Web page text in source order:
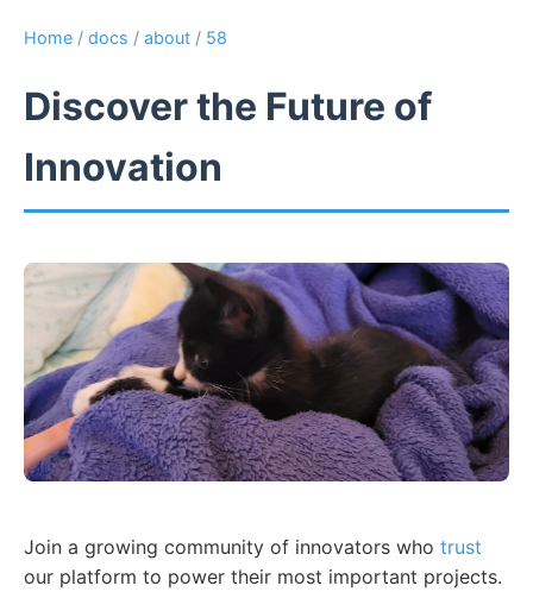
Home / docs / about / 58
Discover the Future of
Innovation
Join a growing community of innovators who trust
our platform to power their most important projects.